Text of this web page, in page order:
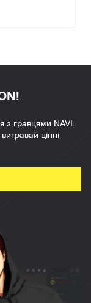
з гравцями NAVI.
цінні